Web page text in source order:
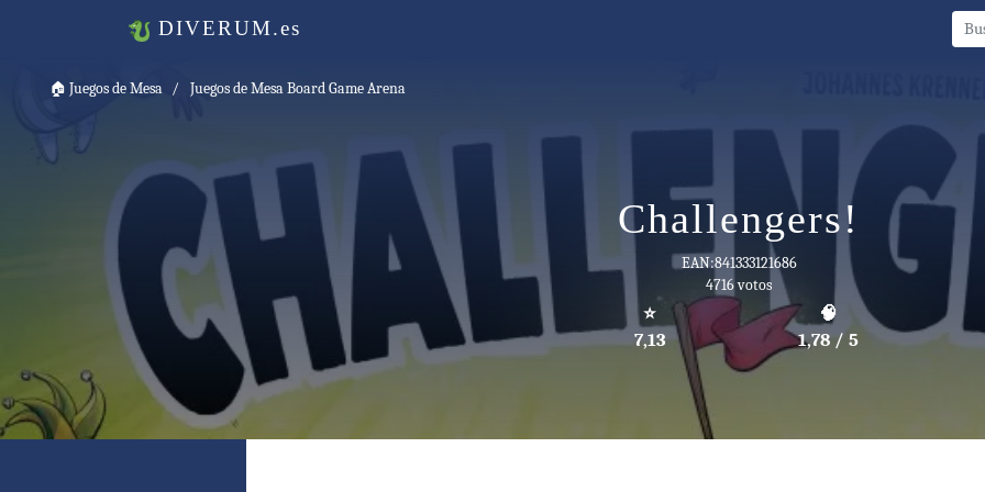
DIVERUM.es
🏠 Juegos de Mesa Juegos de Mesa Board Game Arena
Challengers!
EAN:841333121686
4716 votos
⭐
7,13
🧠
1,78 / 5